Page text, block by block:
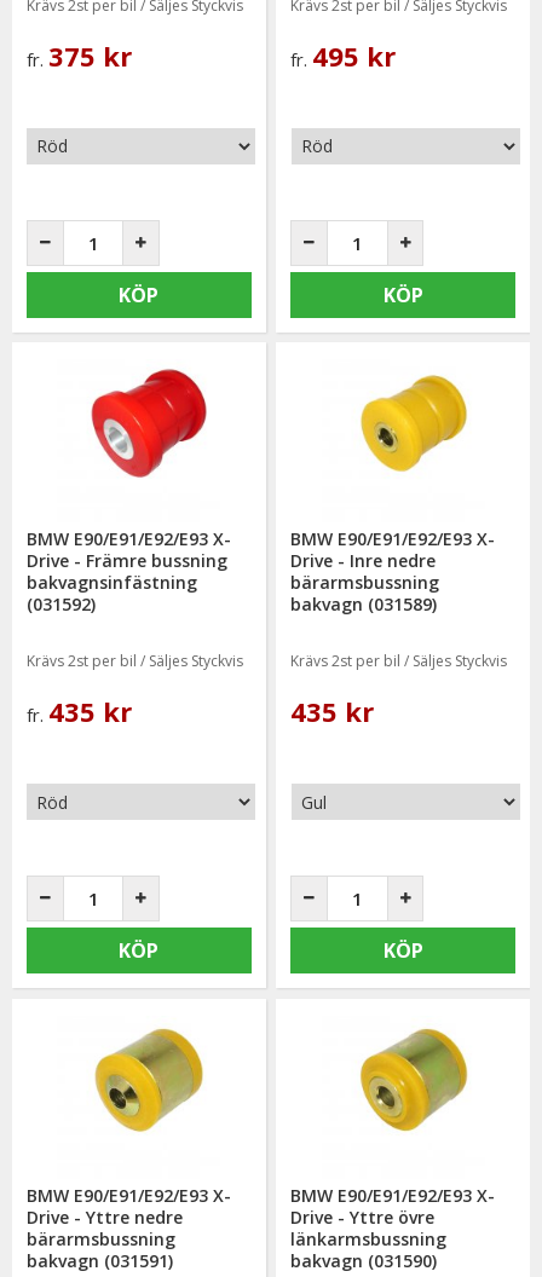
Krävs 2st per bil / Säljes Styckvis
fr. 375 kr
KÖP
Krävs 2st per bil / Säljes Styckvis
fr. 495 kr
KÖP
BMW E90/E91/E92/E93 X-
Drive - Främre bussning
bakvagnsinfästning
(031592)
Krävs 2st per bil / Säljes Styckvis
fr. 435 kr
KÖP
BMW E90/E91/E92/E93 X-
Drive - Inre nedre
bärarmsbussning
bakvagn (031589)
Krävs 2st per bil / Säljes Styckvis
435 kr
KÖP
BMW E90/E91/E92/E93 X-
Drive - Yttre nedre
bärarmsbussning
bakvagn (031591)
BMW E90/E91/E92/E93 X-
Drive - Yttre övre
länkarmsbussning
bakvagn (031590)